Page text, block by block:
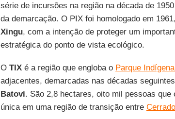
série de incursões na região na década de
da demarcação. O PIX foi homologado em
Xingu, com a intenção de proteger um
estratégica do ponto de vista ecológico.
O TIXé a região que engloba o Parque
adjacentes, demarcadas nas décadas
Batovi. São 2,8 hectares, oito mil pessoas
única em uma região de transição entre Cerrado